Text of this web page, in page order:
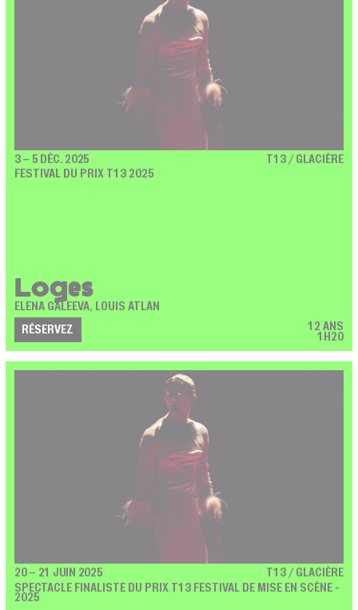
3 – 5 DÉC. 2025
FESTIVAL DU PRIX T13 2025
T13 / GLACIÈRE
Loges
ELENA GALEEVA, LOUIS ATLAN
RÉSERVEZ
12 ANS
1H20
20 – 21 JUIN 2025
SPECTACLE FINALISTE DU PRIX T13 FESTIVAL DE MISE EN SCÈNE -
2025
T13 / GLACIÈRE